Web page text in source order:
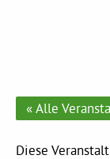
« Alle
Diese